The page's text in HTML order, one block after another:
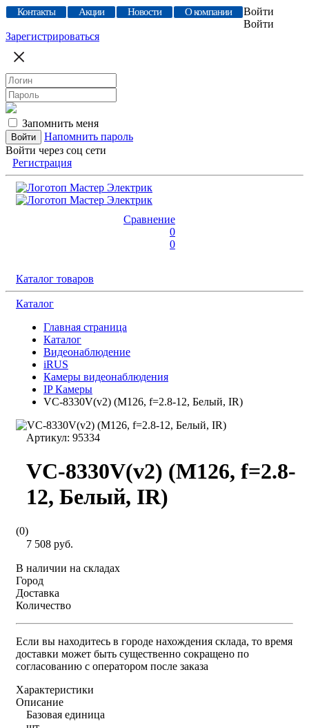
Контакты Акции Новости О компании
Войти
Войти
Зарегистрироваться
Запомнить меня
Напомнить пароль
Войти через соц сети
Регистрация
Сравнение
0
0
Каталог товаров
Каталог
Главная страница
Каталог
Видеонаблюдение
iRUS
Камеры видеонаблюдения
IP Камеры
VC-8330V(v2) (M126, f=2.8-12, Белый, IR)
Артикул: 95334
VC-8330V(v2) (M126, f=2.8-
12, Белый, IR)
(0)
7 508 руб.
В наличии на складах
Город
Доставка
Количество
Если вы находитесь в городе нахождения склада, то время
доставки может быть существенно сокращено по
согласованию с оператором после заказа
Характеристики
Описание
Базовая единица